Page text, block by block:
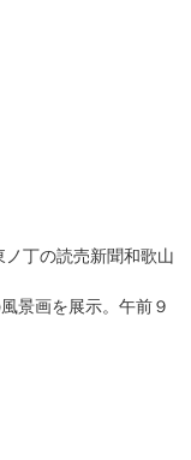
丁の読売新聞和歌山
景画を展示。午前９